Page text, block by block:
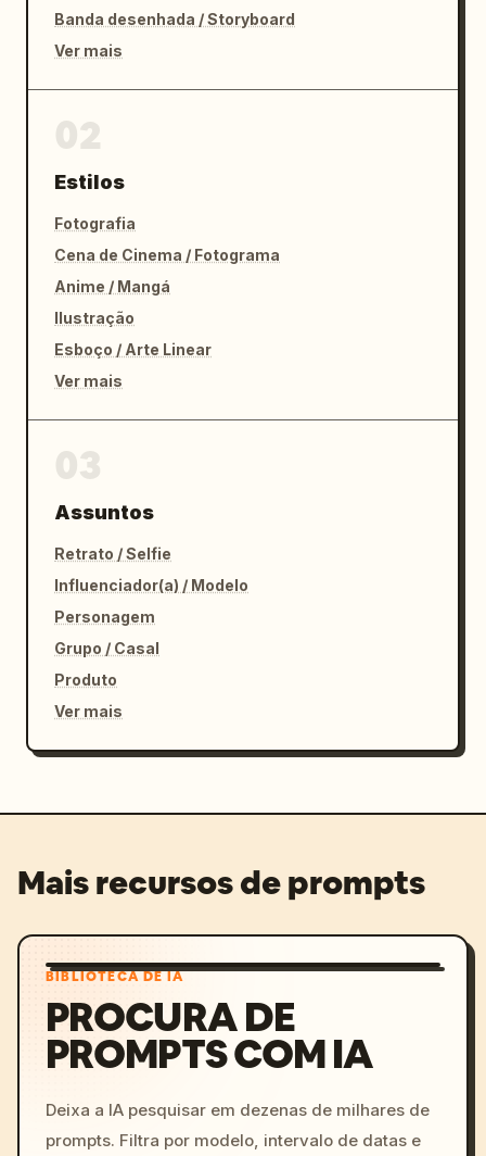
Banda desenhada / Storyboard
Ver mais
Estilos
Fotografia
Cena de Cinema / Fotograma
Anime / Mangá
Ilustração
Esboço / Arte Linear
Ver mais
Assuntos
Retrato / Selfie
Influenciador(a) / Modelo
Personagem
Grupo / Casal
Produto
Ver mais
Mais recursos de prompts
BIBLIOTECA DE IA
PROCURA DE
PROMPTS COM IA
Deixa a IA pesquisar em dezenas de milhares de
prompts. Filtra por modelo, intervalo de datas e